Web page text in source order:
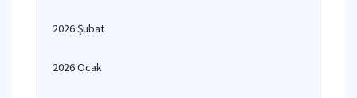
2026 Şubat
2026 Ocak